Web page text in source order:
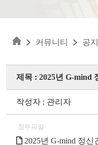
커뮤니티 공
제목 : 2025년 G-mind
작성자 : 관리자
첨부파일
2025년 G-mind 정